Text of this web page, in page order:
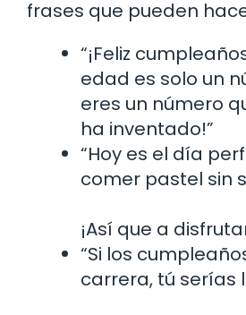
frases que pueden
“¡Feliz
edad es solo un
eres un número
ha inventado!”
“Hoy es el día
comer pastel sin
¡Así que a
“Si los
carrera, tú serías